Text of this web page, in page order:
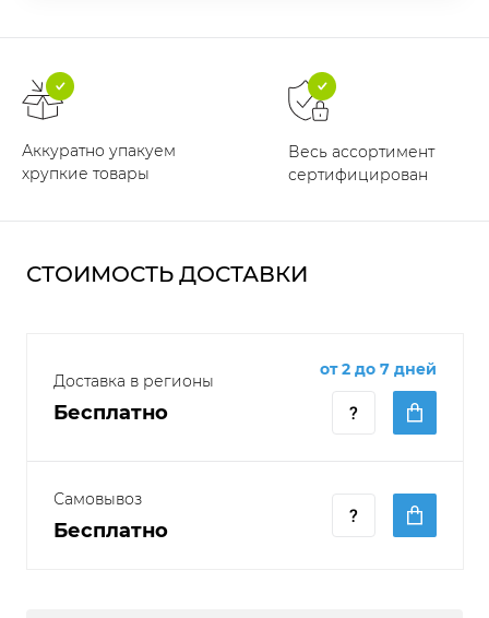
Аккуратно упакуем
хрупкие товары
Весь ассортимент
сертифицирован
СТОИМОСТЬ ДОСТАВКИ
Доставка в регионы
Бесплатно
от 2 до 7 дней
Самовывоз
Бесплатно